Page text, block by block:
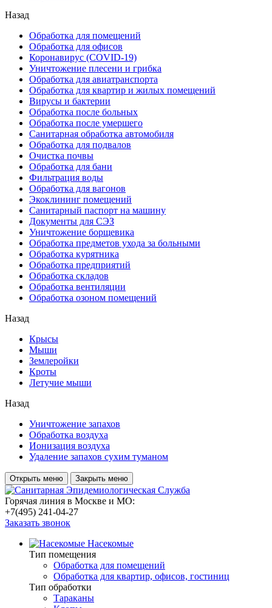
Назад
Обработка для помещений
Обработка для офисов
Коронавирус (COVID-19)
Уничтожение плесени и грибка
Обработка для авиатранспорта
Обработка для квартир и жилых помещений
Вирусы и бактерии
Обработка после больных
Обработка после умершего
Санитарная обработка автомобиля
Обработка для подвалов
Очистка почвы
Обработка для бани
Фильтрация воды
Обработка для вагонов
Экоклининг помещений
Санитарный паспорт на машину
Документы для СЭЗ
Уничтожение борщевика
Обработка предметов ухода за больными
Обработка курятника
Обработка предприятий
Обработка складов
Обработка вентиляции
Обработка озоном помещений
Назад
Крысы
Мыши
Землеройки
Кроты
Летучие мыши
Назад
Уничтожение запахов
Обработка воздуха
Ионизация воздуха
Удаление запахов сухим туманом
Открыть меню Закрыть меню
Горячая линия в Москве и МО:
+7(495) 241-04-27
Заказать звонок
Насекомые
Тип помещения
Обработка для помещений
Обработка для квартир, офисов, гостиниц
Тип обработки
Тараканы